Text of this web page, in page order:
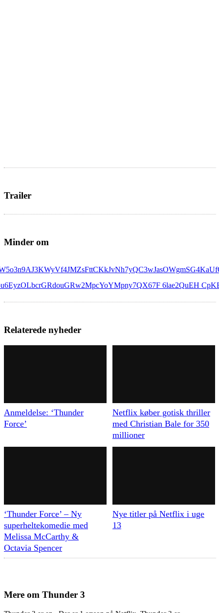
Trailer
Minder om
Relaterede nyheder
Anmeldelse: ‘Thunder
Force’
Netflix køber gotisk thriller
med Christian Bale for 350
millioner
‘Thunder Force’ – Ny
superheltekomedie med
Melissa McCarthy &
Octavia Spencer
Nye titler på Netflix i uge
13
Mere om Thunder 3